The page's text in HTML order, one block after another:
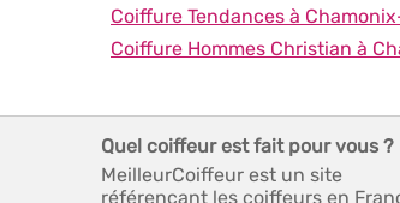
Coiffure Tendances à
Coiffure Hommes Christian à
Quel coiffeur est fait pour vous ?
MeilleurCoiffeur est un site
référençant les coiffeurs en